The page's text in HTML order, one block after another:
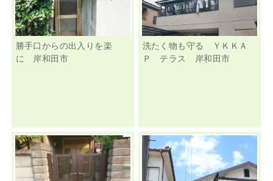
勝手口からの出入りを楽
に 岸和田市
洗たく物も守る ＹＫＫＡ
Ｐ テラス 岸和田市